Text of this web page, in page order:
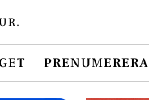
PRENUMERERA